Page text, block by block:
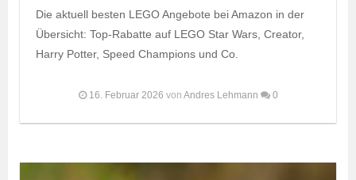
Die aktuell besten LEGO Angebote bei Amazon in der
Übersicht: Top-Rabatte auf LEGO Star Wars, Creator,
Harry Potter, Speed Champions und Co.
16. Februar 2026 von Andres Lehmann 0